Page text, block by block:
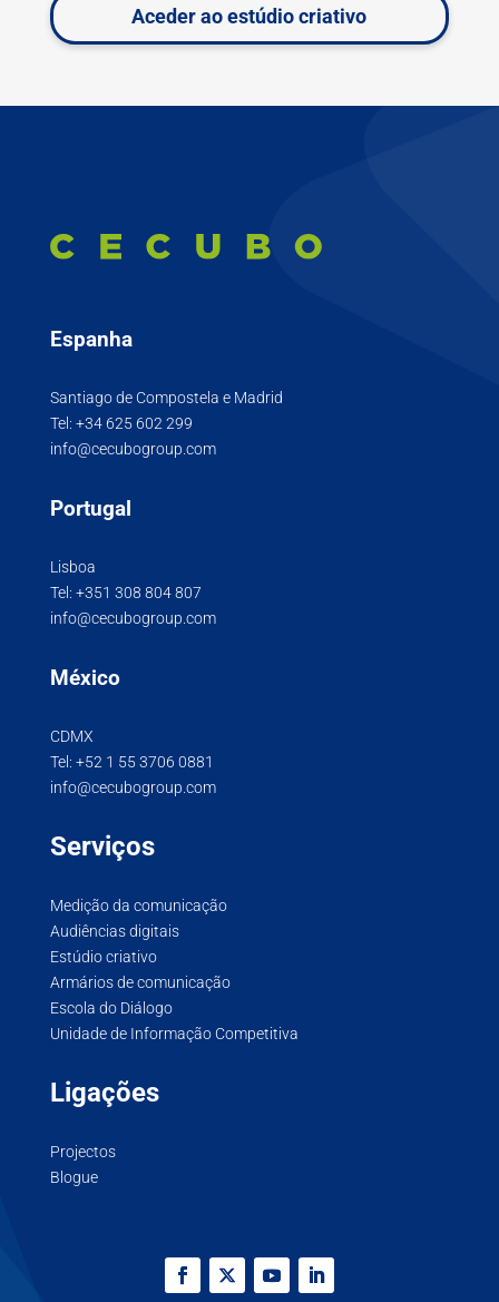
Aceder ao estúdio criativo
Espanha
Santiago de Compostela e Madrid
Tel: +34 625 602 299
info@cecubogroup.com
Portugal
Lisboa
Tel: +351 308 804 807
info@cecubogroup.com
México
CDMX
Tel: +52 1 55 3706 0881
info@cecubogroup.com
Serviços
Medição da comunicação
Audiências digitais
Estúdio criativo
Armários de comunicação
Escola do Diálogo
Unidade de Informação Competitiva
Ligações
Projectos
Blogue